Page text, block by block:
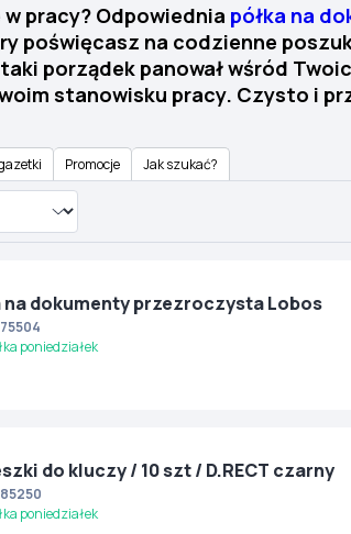
pracy? Odpowiednia półka na
poświęcasz na codzienne
porządek panował wśród
stanowisku pracy. Czysto i
Promocje Jak szukać?
na dokumenty przezroczysta Lobos
poniedziałek
do kluczy / 10 szt / D.RECT czarny
poniedziałek